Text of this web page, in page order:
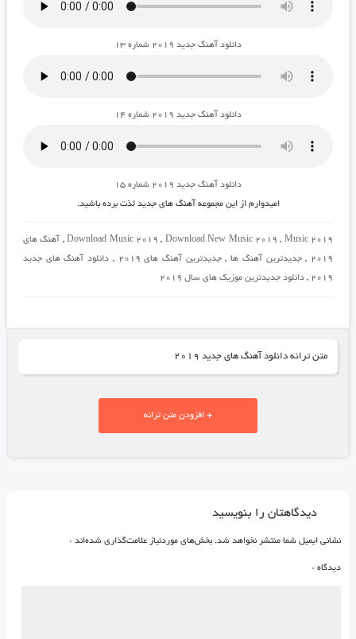
دانلود آهنگ جدید ۲۰۱۹ شماره ۱۳
دانلود آهنگ جدید ۲۰۱۹ شماره ۱۴
دانلود آهنگ جدید ۲۰۱۹ شماره ۱۵
امیدوارم از این مجموعه آهنگ های جدید لذت برده باشید.
Download Music 2019 , Download New Music 2019 , Music 2019
, آهنگ های
2019
,جدیدترین آهنگ ها,جدیدترین آهنگ های 2019 , دانلود آهنگ های جدید
2019
, دانلود جدیدترین موزیک های سال 2019
متن ترانه دانلود آهنگ های جدید ۲۰۱۹
+ افزودن متن ترانه
دیدگاهتان را بنویسید
نشانی ایمیل شما منتشر نخواهد شد. بخش‌های موردنیاز علامت‌گذاری شده‌اند *
دیدگاه *